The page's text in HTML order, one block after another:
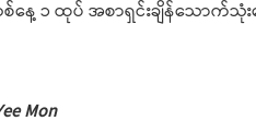
စ်နေ့ ၁ ထုပ် အစာရှင်းချိန်သောက်သုံ
Mon